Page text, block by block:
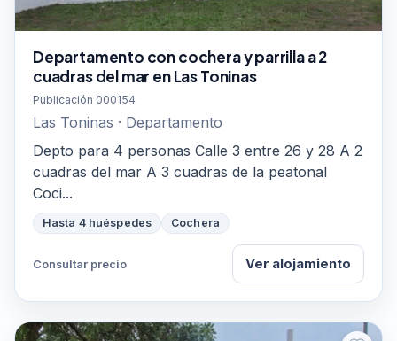
Departamento con cochera y parrilla a 2
cuadras del mar en Las Toninas
Publicación 000154
Las Toninas · Departamento
Depto para 4 personas Calle 3 entre 26 y 28 A 2
cuadras del mar A 3 cuadras de la peatonal
Coci...
Hasta 4 huéspedes Cochera
Consultar precio Ver alojamiento